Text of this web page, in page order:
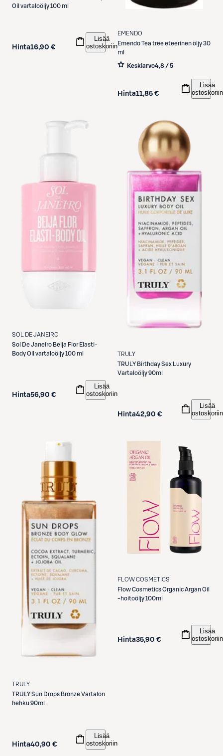
Oil vartaloöljy 100 ml
Hinta16,90 €
Lisää
ostoskoriin
EMENDO
EmendoTea tree eteerinen öljy 30
ml
Keskiarvo4,8 / 5
Hinta11,85 €
Lisää
ostoskoriin
SOL DE JANEIRO
Sol De Janeiro Beija Flor Elasti-
Body Oil vartaloöljy 100 ml
Hinta56,90 €
Lisää
ostoskoriin
TRULY
TRULY Birthday Sex Luxury
Vartaloöljy 90ml
Hinta42,90 €
Lisää
ostoskoriin
TRULY
TRULYSun Drops Bronze Vartalon
hehku 90ml
Hinta40,90 €
Lisää
ostoskoriin
FLOW COSMETICS
Flow CosmeticsOrganic Argan Oil
-hoitoöljy 100ml
Hinta35,90 €
Lisää
ostoskoriin